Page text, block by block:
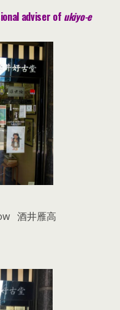
adviser of ukiyo-e
酒井雁高